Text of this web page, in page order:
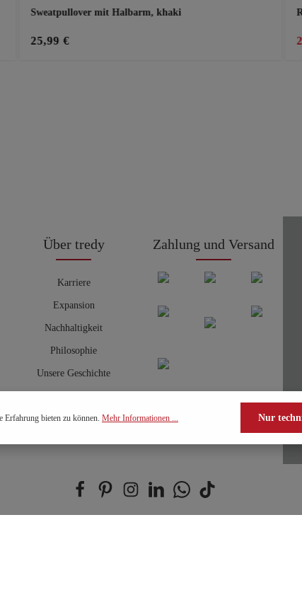
Sweatpullover mit Halbarm, khaki
25,99 €
Über tredy
Karriere
Expansion
Nachhaltigkeit
Philosophie
Unsere Geschichte
Zahlung und Versand
Erfahrung bieten zu können. Mehr Informationen ... Nur